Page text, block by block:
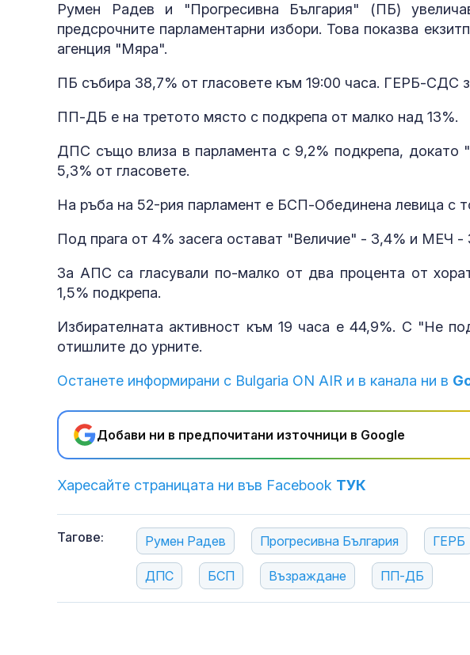
Румен Радев и "Прогресивна България" (ПБ)
предсрочните парламентарни избори. Това показва
агенция "Мяра".
ПБ събира 38,7% от гласовете към 19:00 часа. ГЕРБ-СДС
ПП-ДБ е на третото място с подкрепа от малко над 13%.
ДПС също влиза в парламента с 9,2% подкрепа, докато
5,3% от гласовете.
На ръба на 52-рия парламент е БСП-Обединена левица с
Под прага от 4% засега остават "Величие" - 3,4% и МЕЧ -
За АПС са гласували по-малко от два процента от
1,5% подкрепа.
Избирателната активност към 19 часа е 44,9%. С "Не
отишлите до урните.
Останете информирани с Bulgaria ON AIR и в канала ни в
Добави ни в предпочитани източници в Google
Харесайте страницата ни във Facebook ТУК
Тагове: Румен Радев Прогресивна България ГЕРБ
ДПС БСП Възраждане ПП-ДБ